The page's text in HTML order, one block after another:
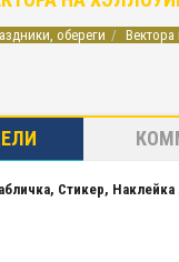
обереги Вектора
Стикер,